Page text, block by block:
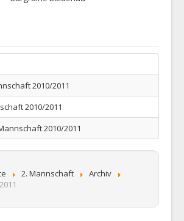
Mannschaft
Mannschaft
SG
2010/2011
2010/2011
2010/2011
2. Mannschaft
Archiv